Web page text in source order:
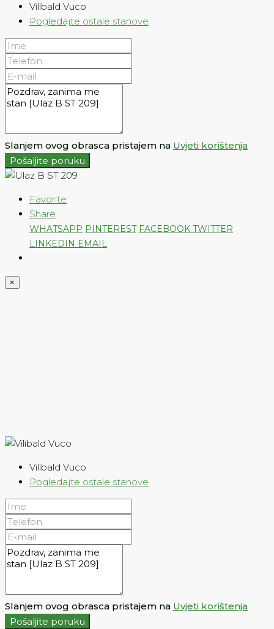
Vilibald Vuco
Pogledajte ostale stanove
Slanjem ovog obrasca pristajem na Uvjeti korištenja
Pošaljite poruku
Favorite
Share
WHATSAPP PINTEREST FACEBOOK TWITTER
LINKEDIN EMAIL
×
Vilibald Vuco
Pogledajte ostale stanove
Slanjem ovog obrasca pristajem na Uvjeti korištenja
Pošaljite poruku